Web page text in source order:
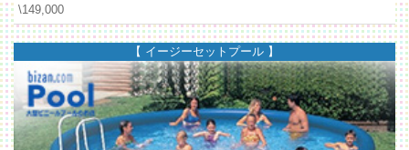
\149,000
【 イージーセットプール 】